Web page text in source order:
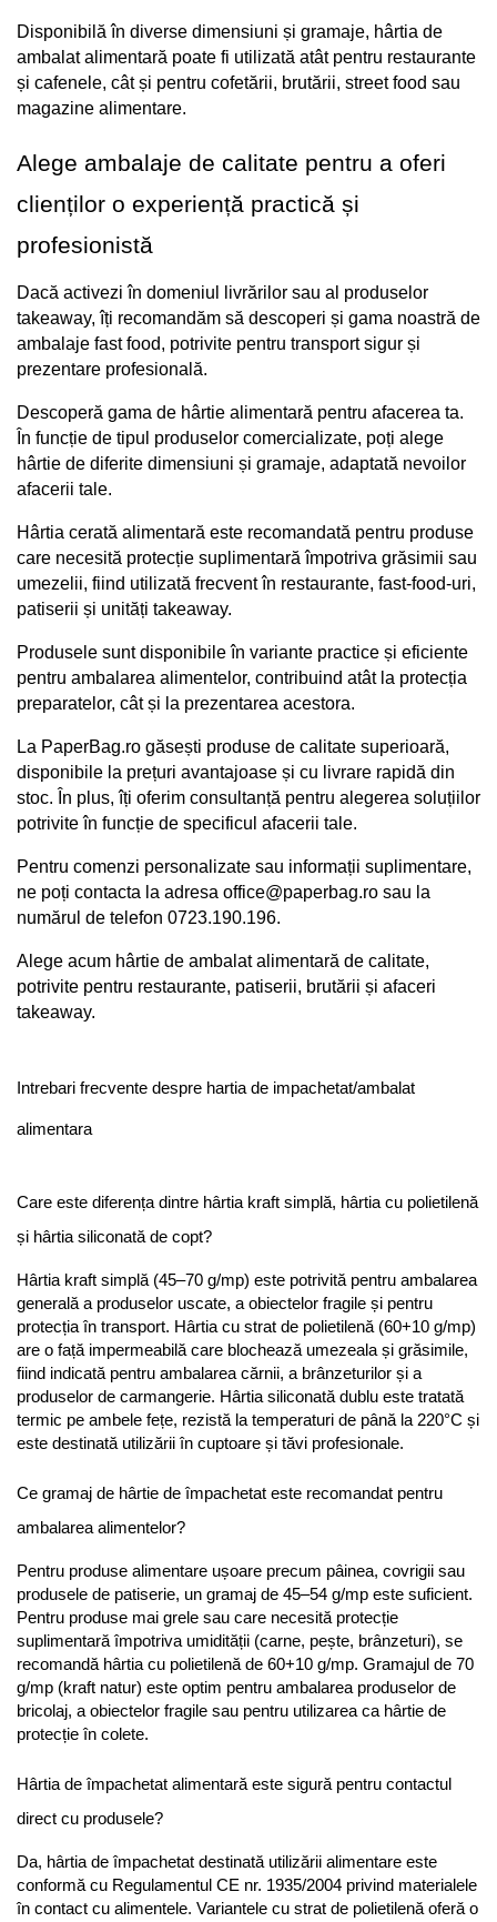
Disponibilă în diverse dimensiuni și gramaje, hârtia de
ambalat alimentară poate fi utilizată atât pentru restaurante
și cafenele, cât și pentru cofetării, brutării, street food sau
magazine alimentare.
Alege ambalaje de calitate pentru a oferi
clienților o experiență practică și
profesionistă
Dacă activezi în domeniul livrărilor sau al produselor
takeaway, îți recomandăm să descoperi și gama noastră de
ambalaje fast food, potrivite pentru transport sigur și
prezentare profesională.
Descoperă gama de hârtie alimentară pentru afacerea ta.
În funcție de tipul produselor comercializate, poți alege
hârtie de diferite dimensiuni și gramaje, adaptată nevoilor
afacerii tale.
Hârtia cerată alimentară este recomandată pentru produse
care necesită protecție suplimentară împotriva grăsimii sau
umezelii, fiind utilizată frecvent în restaurante, fast-food-uri,
patiserii și unități takeaway.
Produsele sunt disponibile în variante practice și eficiente
pentru ambalarea alimentelor, contribuind atât la protecția
preparatelor, cât și la prezentarea acestora.
La PaperBag.ro găsești produse de calitate superioară,
disponibile la prețuri avantajoase și cu livrare rapidă din
stoc. În plus, îți oferim consultanță pentru alegerea soluțiilor
potrivite în funcție de specificul afacerii tale.
Pentru comenzi personalizate sau informații suplimentare,
ne poți contacta la adresa office@paperbag.ro sau la
numărul de telefon 0723.190.196.
Alege acum hârtie de ambalat alimentară de calitate,
potrivite pentru restaurante, patiserii, brutării și afaceri
takeaway.
Intrebari frecvente despre hartia de impachetat/ambalat
alimentara
Care este diferența dintre hârtia kraft simplă, hârtia cu polietilenă
și hârtia siliconată de copt?
Hârtia kraft simplă (45–70 g/mp) este potrivită pentru ambalarea
generală a produselor uscate, a obiectelor fragile și pentru
protecția în transport. Hârtia cu strat de polietilenă (60+10 g/mp)
are o față impermeabilă care blochează umezeala și grăsimile,
fiind indicată pentru ambalarea cărnii, a brânzeturilor și a
produselor de carmangerie. Hârtia siliconată dublu este tratată
termic pe ambele fețe, rezistă la temperaturi de până la 220°C și
este destinată utilizării în cuptoare și tăvi profesionale.
Ce gramaj de hârtie de împachetat este recomandat pentru
ambalarea alimentelor?
Pentru produse alimentare ușoare precum pâinea, covrigii sau
produsele de patiserie, un gramaj de 45–54 g/mp este suficient.
Pentru produse mai grele sau care necesită protecție
suplimentară împotriva umidității (carne, pește, brânzeturi), se
recomandă hârtia cu polietilenă de 60+10 g/mp. Gramajul de 70
g/mp (kraft natur) este optim pentru ambalarea produselor de
bricolaj, a obiectelor fragile sau pentru utilizarea ca hârtie de
protecție în colete.
Hârtia de împachetat alimentară este sigură pentru contactul
direct cu produsele?
Da, hârtia de împachetat destinată utilizării alimentare este
conformă cu Regulamentul CE nr. 1935/2004 privind materialele
în contact cu alimentele. Variantele cu strat de polietilenă oferă o